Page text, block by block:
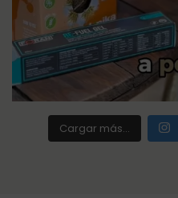
Cargar más...